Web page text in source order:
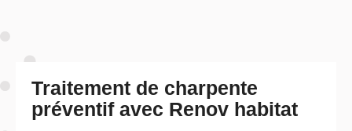
Traitement de charpente
préventif avec Renov habitat